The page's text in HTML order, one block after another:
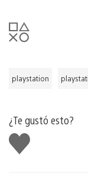
playstation
¿Te gustó esto?
Me
gusta